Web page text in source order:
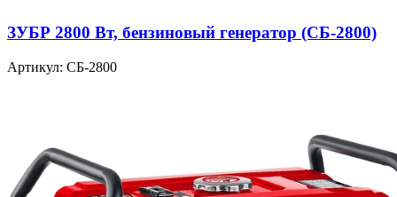
ЗУБР 2800 Вт, бензиновый генератор (СБ-2800)
Артикул: СБ-2800